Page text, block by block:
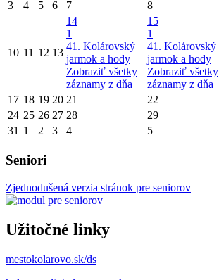
3
4 5 6 7 8
10 11 12 13
14
1
41. Kolárovský
jarmok a hody
Zobraziť všetky
záznamy z dňa
15
1
41. Kolárovský
jarmok a hody
Zobraziť všetky
záznamy z dňa
17 18 19 20 21 22
24 25 26 27 28 29
31 1 2 3 4 5
Seniori
Zjednodušená verzia stránok pre seniorov
Užitočné linky
mestokolarovo.sk/ds